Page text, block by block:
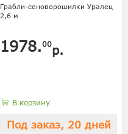
Грабли-сеноворошилки Уралец
2,6 м
1978.00р.
В корзину
Под заказ, 20 дней